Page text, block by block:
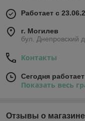
Работает с
г. Могилев
бул. Днепровский
Контакты
Сегодня
Показать весь
Отзывы о магазине